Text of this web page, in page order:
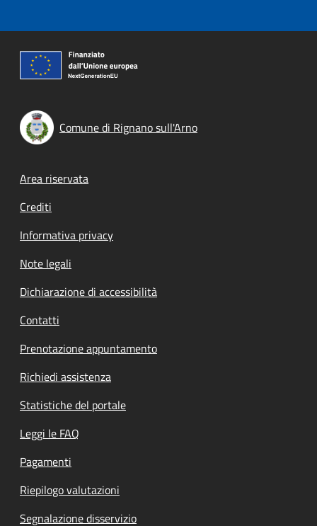
Comune di Rignano sull'Arno
Footer menu
Area riservata
Crediti
Informativa privacy
Note legali
Dichiarazione di accessibilità
Contatti
Prenotazione appuntamento
Richiedi assistenza
Statistiche del portale
Leggi le FAQ
Pagamenti
Riepilogo valutazioni
Segnalazione disservizio